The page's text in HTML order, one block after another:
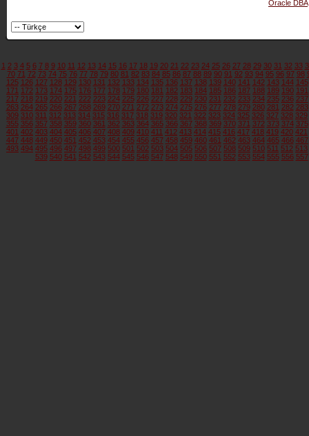
Oracle DBA
1 2 3 4 5 6 7 8 9 10 11 12 13 14 15 16 17 18 19 20 21 22 23 24 25 26 27 28 29 30 31 32 33
70 71 72 73 74 75 76 77 78 79 80 81 82 83 84 85 86 87 88 89 90 91 92 93 94 95 96 97 98
125 126 127 128 129 130 131 132 133 134 135 136 137 138 139 140 141 142 143 144 145
171 172 173 174 175 176 177 178 179 180 181 182 183 184 185 186 187 188 189 190 191
217 218 219 220 221 222 223 224 225 226 227 228 229 230 231 232 233 234 235 236 237
263 264 265 266 267 268 269 270 271 272 273 274 275 276 277 278 279 280 281 282 283
309 310 311 312 313 314 315 316 317 318 319 320 321 322 323 324 325 326 327 328 329
355 356 357 358 359 360 361 362 363 364 365 366 367 368 369 370 371 372 373 374 375
401 402 403 404 405 406 407 408 409 410 411 412 413 414 415 416 417 418 419 420 421
447 448 449 450 451 452 453 454 455 456 457 458 459 460 461 462 463 464 465 466 467
493 494 495 496 497 498 499 500 501 502 503 504 505 506 507 508 509 510 511 512 513
539 540 541 542 543 544 545 546 547 548 549 550 551 552 553 554 555 556 557